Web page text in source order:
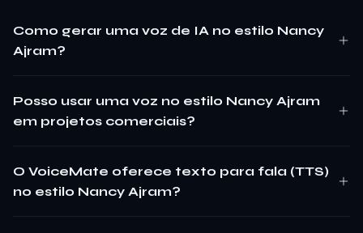
Como gerar uma voz de IA no estilo Nancy
Ajram?
Posso usar uma voz no estilo Nancy Ajram
em projetos comerciais?
O VoiceMate oferece texto para fala (TTS)
no estilo Nancy Ajram?